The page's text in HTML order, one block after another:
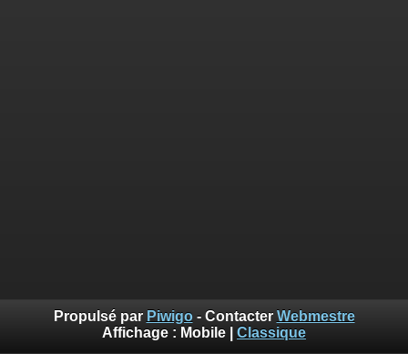
Propulsé par Piwigo- Contacter Webmestre
Affichage : Mobile Classique